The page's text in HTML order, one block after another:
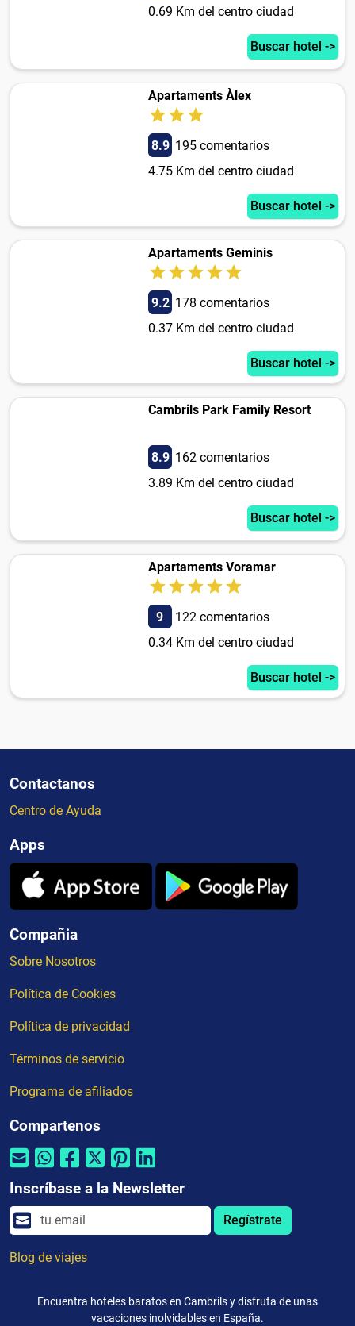
0.69 Km del centro ciudad
Buscar hotel ->
Apartaments Àlex
8.9 195 comentarios
4.75 Km del centro ciudad
Buscar hotel ->
Apartaments Geminis
9.2 178 comentarios
0.37 Km del centro ciudad
Buscar hotel ->
Cambrils Park Family Resort
8.9 162 comentarios
3.89 Km del centro ciudad
Buscar hotel ->
Apartaments Voramar
9
122 comentarios
0.34 Km del centro ciudad
Buscar hotel ->
Contactanos
Centro de Ayuda
Apps
Compañia
Sobre Nosotros
Política de Cookies
Política de privacidad
Términos de servicio
Programa de afiliados
Compartenos
Inscríbase a la Newsletter
Regístrate
Blog de viajes
Encuentra hoteles baratos en Cambrils y disfruta de unas
vacaciones inolvidables en España.